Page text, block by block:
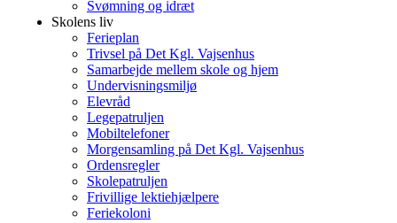
Svømning og idræt
Skolens liv
Ferieplan
Trivsel på Det Kgl. Vajsenhus
Samarbejde mellem skole og hjem
Undervisningsmiljø
Elevråd
Legepatruljen
Mobiltelefoner
Morgensamling på Det Kgl. Vajsenhus
Ordensregler
Skolepatruljen
Frivillige lektiehjælpere
Feriekoloni